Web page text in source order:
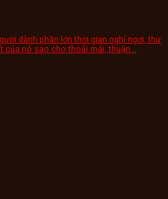
dành phần lớn thời gian nghỉ ngơi, thư
của nó sao cho thoải mái, thuận...